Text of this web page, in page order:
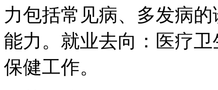
力包括常见病、多发病
能力。就业去向：医疗
保健工作。